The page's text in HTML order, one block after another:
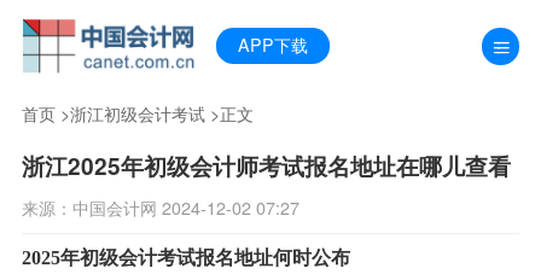
APP下载
首页>浙江初级会计考试>正文
浙江2025年初级会计师考试报名地址在哪儿查看
来源：中国会计网 2024-12-02 07:27
2025年初级会计考试报名地址何时公布